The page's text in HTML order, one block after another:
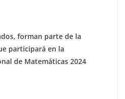
forman parte de la
participará en la
de Matemáticas 2024